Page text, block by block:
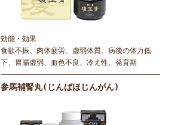
効能・効果
食欲不振、肉体疲労、虚弱体質、病後の体力低
下、胃腸虚弱、血色不良、冷え性、発育期
参馬補腎丸(じんばほじんがん)